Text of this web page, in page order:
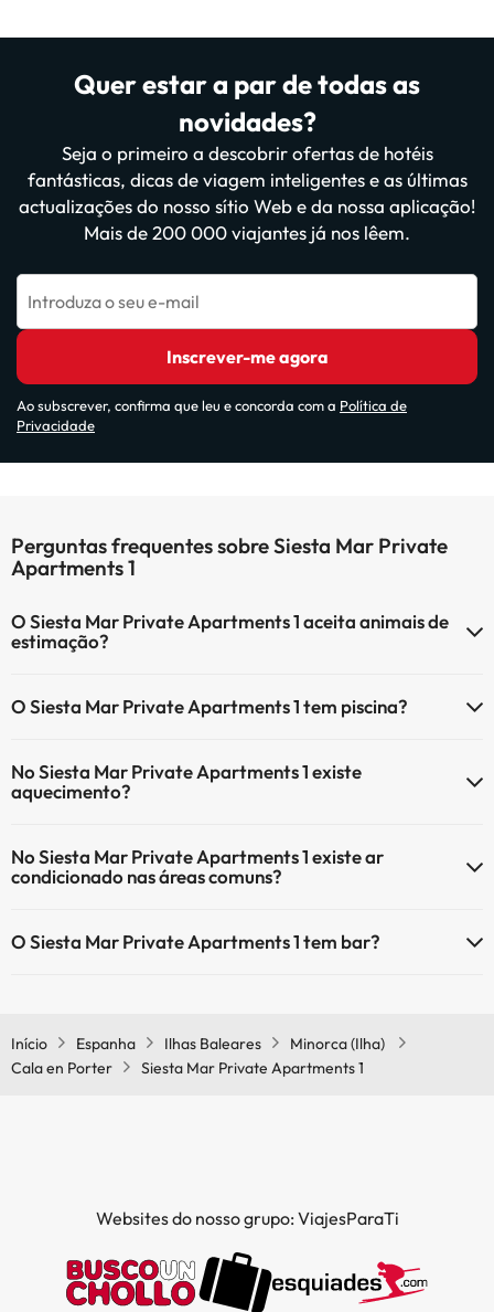
Quer estar a par de todas as
novidades?
Seja o primeiro a descobrir ofertas de hotéis
fantásticas, dicas de viagem inteligentes e as últimas
actualizações do nosso sítio Web e da nossa aplicação!
Mais de 200 000 viajantes já nos lêem.
Introduza o seu e-mail
Inscrever-me agora
Ao subscrever, confirma que leu e concorda com a Política de
Privacidade
Perguntas frequentes sobre Siesta Mar Private
Apartments 1
O Siesta Mar Private Apartments 1 aceita animais de
estimação?
O Siesta Mar Private Apartments 1 tem piscina?
adicional). Aqui tem mais info sobre a piscina e outras facilidades.
No Siesta Mar Private Apartments 1 existe
aquecimento?
comuns.
No Siesta Mar Private Apartments 1 existe ar
condicionado nas áreas comuns?
áreas comuns.
O Siesta Mar Private Apartments 1 tem bar?
Início Espanha Ilhas Baleares
Minorca (Ilha)
Cala en Porter
Siesta Mar Private Apartments 1
Websites do nosso grupo: ViajesParaTi